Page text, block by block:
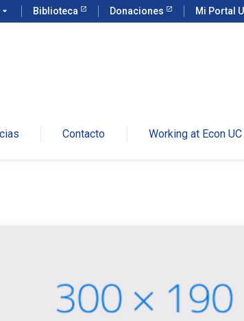
arrow_drop_down Biblioteca Donaciones Mi Portal
Contacto Working at Econ UC